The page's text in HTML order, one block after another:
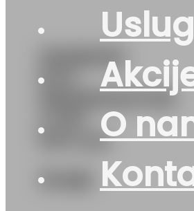
O
155/80R13
M+S
SNOWMASTER-
PETLAS
73